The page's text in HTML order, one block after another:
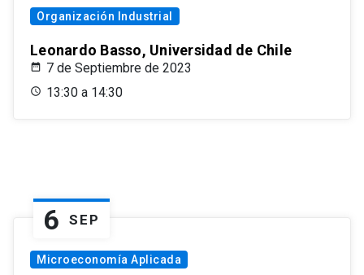
Organización Industrial
Leonardo Basso, Universidad de Chile
7 de Septiembre de 2023
13:30 a 14:30
6 SEP
Microeconomía Aplicada